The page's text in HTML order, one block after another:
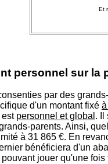
Et
personnel sur la
par des
d'un montant fixé
est personnel et global . Il
parents. Ainsi,
à 31 865 €. En
bénéficiera d'un
pouvant jouer qu'une